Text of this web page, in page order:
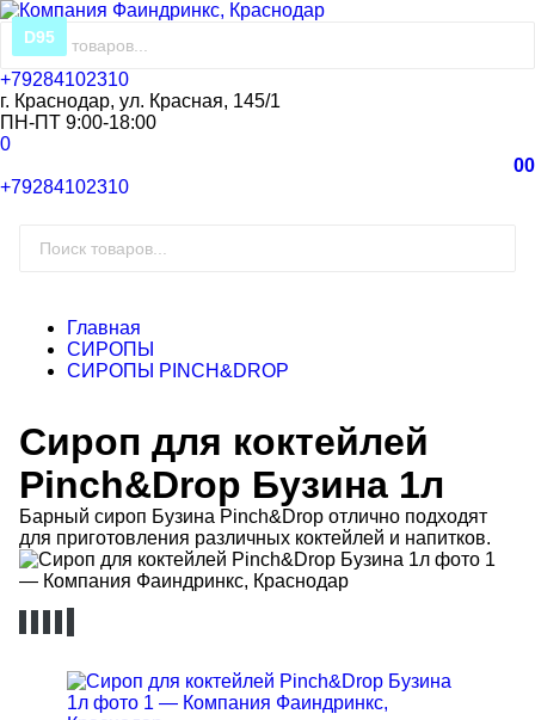
+79284102310
г. Краснодар, ул. Красная, 145/1
ПН-ПТ 9:00-18:00
0
00
+79284102310
Главная
СИРОПЫ
СИРОПЫ PINCH&DROP
Сироп для коктейлей
Pinch&Drop Бузина 1л
Барный сироп Бузина Pinch&Drop отлично подходят
для приготовления различных коктейлей и напитков.
D95